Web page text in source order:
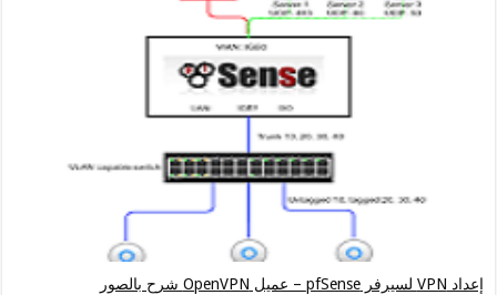
إعداد VPN لسيرفر pfSense – عميل OpenVPN شرح بالصور